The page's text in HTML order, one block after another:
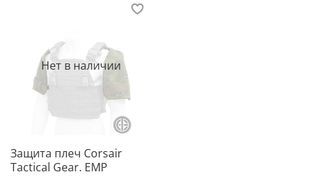
Нет в наличии
Защита плеч Corsair
Tactical Gear. ЕМР